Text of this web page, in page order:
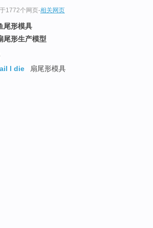
1772个网页-相关网页
尾形模具
尾形生产模型
l die
扇尾形模具